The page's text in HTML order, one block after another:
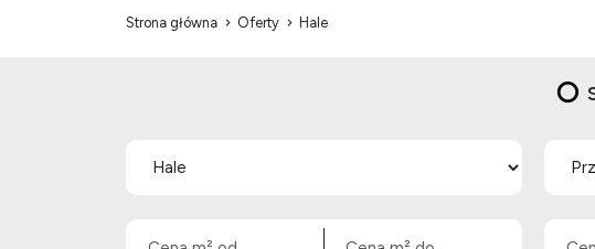
Strona główna Oferty Hale